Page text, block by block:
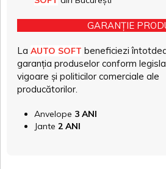
GARANȚIE
La AUTO SOFT beneficiezi
garanția produselor conform
vigoare și politicilor comerciale ale
producătorilor.
Anvelope 3 ANI
Jante 2 ANI